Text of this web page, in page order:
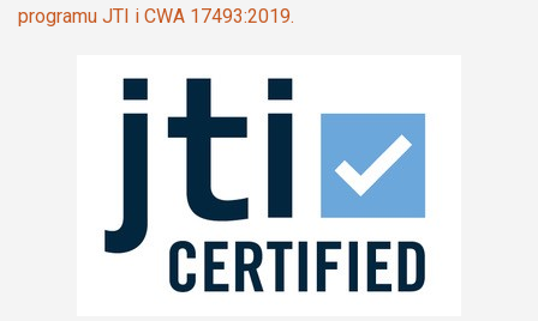
programu JTI i CWA 17493:2019.